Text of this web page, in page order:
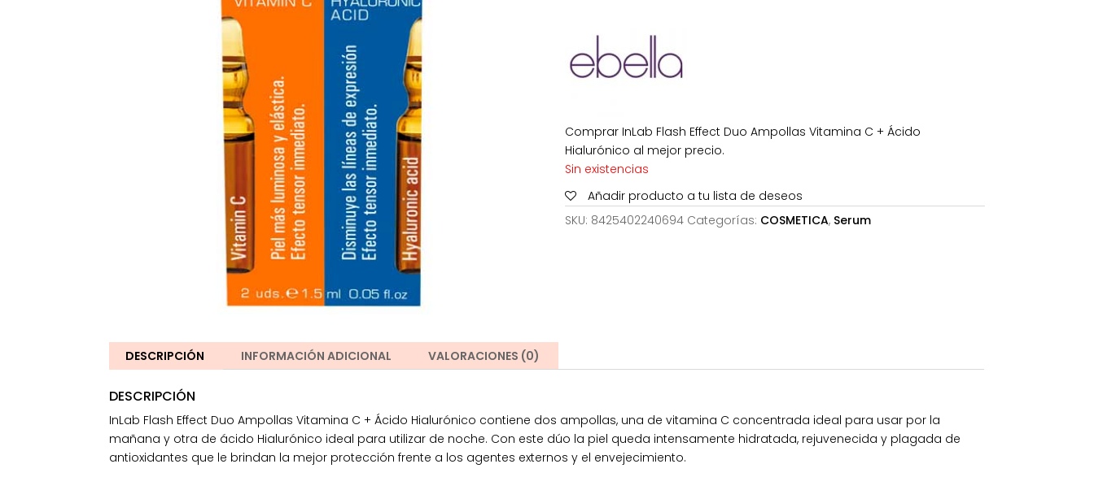
4,99€.
Comprar InLab Flash Effect Duo Ampollas Vitamina C + Ácido
Hialurónico al mejor precio.
Sin existencias
Añadir producto a tu lista de deseos
SKU: 8425402240694 Categorías: COSMETICA, Serum
DESCRIPCIÓN INFORMACIÓN ADICIONAL VALORACIONES (0)
DESCRIPCIÓN
InLab Flash Effect Duo Ampollas Vitamina C + Ácido Hialurónico contiene dos ampollas, una de vitamina C concentrada ideal para usar por la
mañana y otra de ácido Hialurónico ideal para utilizar de noche. Con este dúo la piel queda intensamente hidratada, rejuvenecida y plagada de
antioxidantes que le brindan la mejor protección frente a los agentes externos y el envejecimiento.